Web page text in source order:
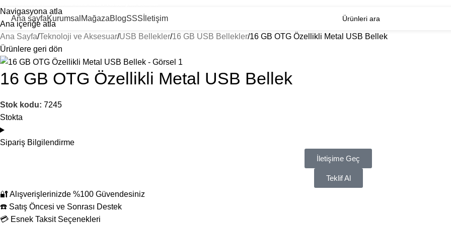
Navigasyona atla
Ana içeriğe atla
Ana sayfaKurumsal MağazaBlogSSS İletişim
Ana Sayfa Teknoloji ve Aksesuar USB Bellekler 16 GB USB Bellekler 16 GB OTG Özellikli Metal USB Bellek
Ürünlere geri dön
16 GB OTG Özellikli Metal USB Bellek
Stok kodu: 7245
Stokta
Sipariş Bilgilendirme
İletişime Geç
Teklif Al
🔐 Alışverişlerinizde %100 Güvendesiniz
☎️ Satış Öncesi ve Sonrası Destek
💳 Esnek Taksit Seçenekleri